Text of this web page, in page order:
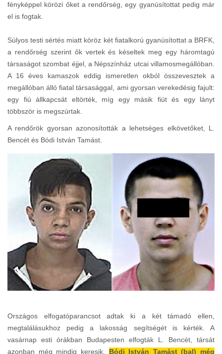
fényképpel körözi őket a rendőrség, egy gyanúsítottat pedig már
el is fogtak.
Súlyos testi sértés miatt köröz két fiatalkorú gyanúsítottat a BRFK,
a rendőrség szerint ők vertek és késeltek meg egy háromtagú
társaságot szombat éjjel, a Népszínház utcai villamosmegállóban.
A 16 éves kamaszok eddig ismeretlen okból összevesztek a
megállóban álló fiatal társasággal, ami gyorsan verekedésig fajult:
egy fiú állkapcsát eltörték, míg egy másik fiút és egy lányt
többször is megszúrtak.
A rendőrök gyorsan azonosították a lehetséges elkövetőket, L.
Bencét és Bódi István Tamást.
Országos elfogatóparancsot adtak ki a két támadó ellen,
megtalálásukhoz pedig a lakosság segítségét is kérték. A
vasárnap esti órákban Budapesten elfogták L. Bencét, társát
azonban még mindig keresik. Bódi István Tamást (bal) még